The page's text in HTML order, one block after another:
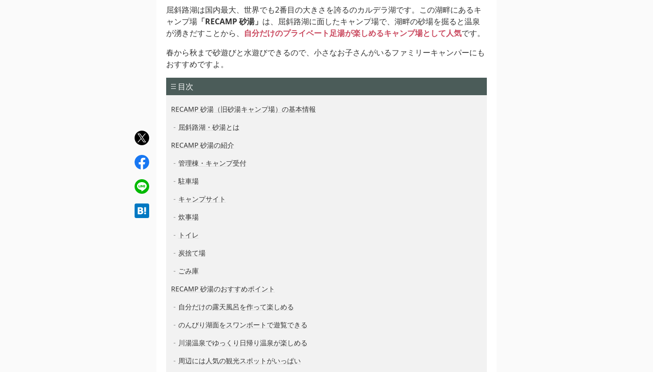
屈斜路湖は国内最大、世界でも2番目の大きさを誇るのカルデラ湖です。この湖畔にあるキ
ャンプ場 「RECAMP 砂湯」 は、屈斜路湖に面したキャンプ場で、湖畔の砂場を掘ると温泉
が湧きだすことから、 自分だけのプライベート足湯が楽しめるキャンプ場として人気です。
春から秋まで砂遊びと水遊びできるので、小さなお子さんがいるファミリーキャンパーにも
おすすめですよ。
目次
RECAMP 砂湯（旧砂湯キャンプ場）の基本情報
屈斜路湖・砂湯とは
RECAMP 砂湯の紹介
管理棟・キャンプ受付
駐車場
キャンプサイト
炊事場
トイレ
炭捨て場
ごみ庫
RECAMP 砂湯のおすすめポイント
自分だけの露天風呂を作って楽しめる
のんびり湖面をスワンボートで遊覧できる
川湯温泉でゆっくり日帰り温泉が楽しめる
周辺には人気の観光スポットがいっぱい
twit
ter
fac
ebo
ok
line
hat
ena